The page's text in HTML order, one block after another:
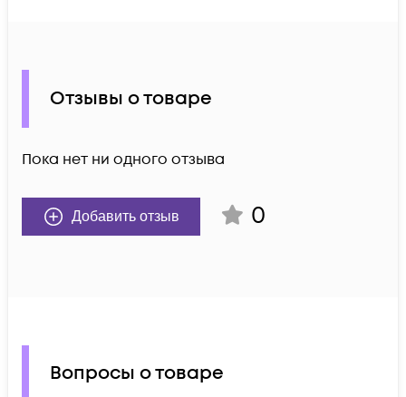
Отзывы о товаре
Пока нет ни одного отзыва
Добавить отзыв 0
Вопросы о товаре